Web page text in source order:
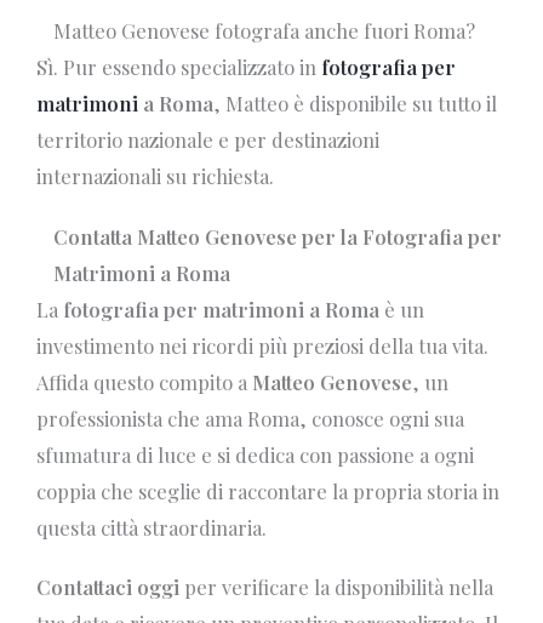
Matteo Genovese fotografa anche fuori Roma?
Sì. Pur essendo specializzato in fotografia per
matrimoni a Roma, Matteo è disponibile su tutto il
territorio nazionale e per destinazioni
internazionali su richiesta.
Contatta Matteo Genovese per la Fotografia per
Matrimoni a Roma
La fotografia per matrimoni a Roma è un
investimento nei ricordi più preziosi della tua vita.
Affida questo compito a Matteo Genovese, un
professionista che ama Roma, conosce ogni sua
sfumatura di luce e si dedica con passione a ogni
coppia che sceglie di raccontare la propria storia in
questa città straordinaria.
Contattaci oggi per verificare la disponibilità nella